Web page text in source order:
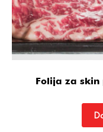
Folija za